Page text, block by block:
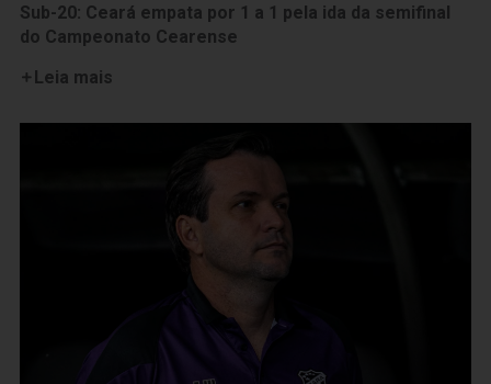
Sub-20: Ceará empata por 1 a 1 pela ida da semifinal
do Campeonato Cearense
Leia mais